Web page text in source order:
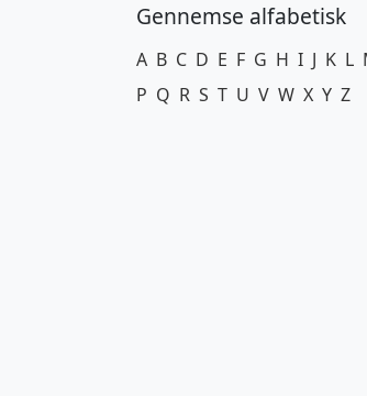
Gennemse alfabetisk
A B C D E F G H I J K L
P Q R S T U V W X Y Z